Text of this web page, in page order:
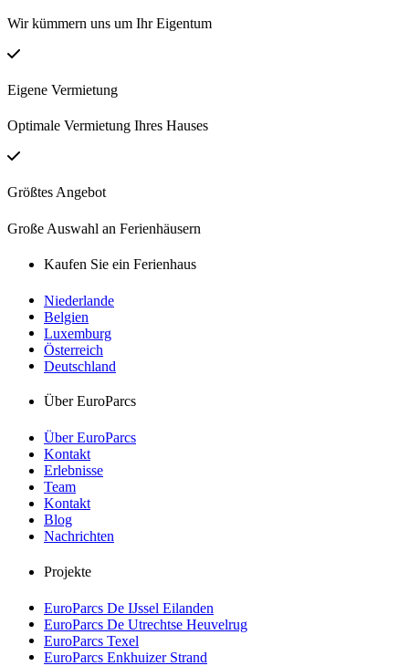
Wir kümmern uns um Ihr Eigentum
Eigene Vermietung
Optimale Vermietung Ihres Hauses
Größtes Angebot
Große Auswahl an Ferienhäusern
Kaufen Sie ein Ferienhaus
Niederlande
Belgien
Luxemburg
Österreich
Deutschland
Über EuroParcs
Über EuroParcs
Kontakt
Erlebnisse
Team
Kontakt
Blog
Nachrichten
Projekte
EuroParcs De IJssel Eilanden
EuroParcs De Utrechtse Heuvelrug
EuroParcs Texel
EuroParcs Enkhuizer Strand